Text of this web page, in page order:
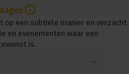
op een subtiele manier en verzacht
en evenementen waar een
is.